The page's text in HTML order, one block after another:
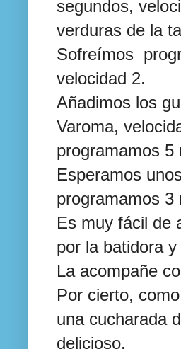
segundos,
verduras de la
Sofreímos
velocidad 2.
Añadimos los
Varoma,
programamos 5
Esperamos
programamos 3
Es muy fácil de
por la batidora
La acompañe
Por cierto,
una cucharada
delicioso.